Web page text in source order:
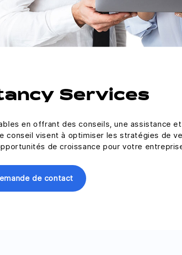
Services
en offrant des conseils, une assistance
conseil visent à optimiser les stratégies de
de croissance pour votre
de contact